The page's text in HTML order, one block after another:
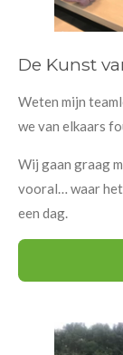
De Kunst
Weten mijn
we van elkaars
Wij gaan graag
vooral… waar
een dag.